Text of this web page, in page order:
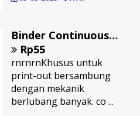
Binder Continuous Form BANTEX Warna Biru Uk 9
Rp55
rnrnrnKhusus untuk
print-out bersambung
dengan mekanik
berlubang banyak. co ...